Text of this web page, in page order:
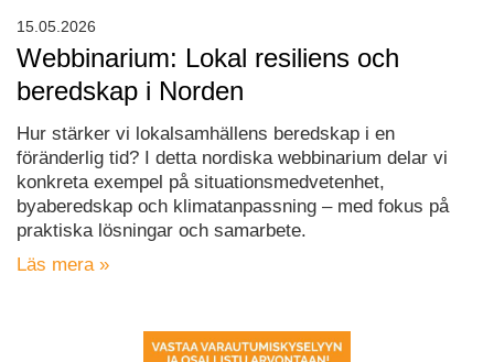
Webbinarium: Lokal resiliens och
beredskap i Norden
Hur stärker vi lokalsamhällens beredskap i en
föränderlig tid? I detta nordiska webbinarium delar vi
konkreta exempel på situationsmedvetenhet,
byaberedskap och klimatanpassning – med fokus på
praktiska lösningar och samarbete.
Läs mera »
15.05.2026